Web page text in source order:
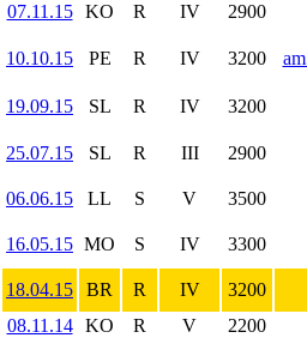
07.11.15 KO R IV 2900
10.10.15 PE R IV 3200
19.09.15 SL R IV 3200
25.07.15 SL R III 2900
06.06.15 LL S V 3500
16.05.15 MO S IV 3300
18.04.15 BR R IV 3200
08.11.14
KO R V 2200